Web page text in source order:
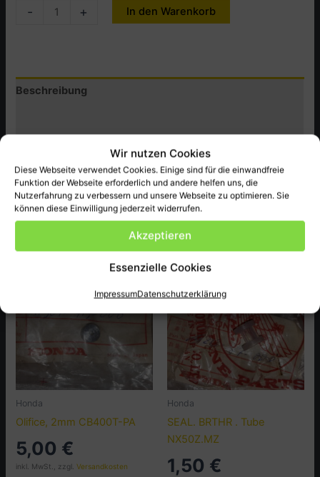
Wir nutzen Cookies
Diese Webseite verwendet Cookies. Einige sind für die einwandfreie
Funktion der Webseite erforderlich und andere helfen uns, die
Nutzerfahrung zu verbessern und unsere Webseite zu optimieren. Sie
können diese Einwilligung jederzeit widerrufen.
Akzeptieren
Essenzielle Cookies
ImpressumDatenschutzerklärung
-
STOPPER
+ In den Warenkorb
Beschreibung
Original Honda Ersatzteil passend bei XL125SZ,SA ect.
Honda
Olifice, 2mm CB400T-PA
5,00 €
inkl. MwSt., zzgl.Versandkosten
Honda
SEAL. BRTHR . Tube
NX50Z.MZ
1,50 €